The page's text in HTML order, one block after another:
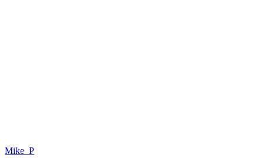
Mike_P